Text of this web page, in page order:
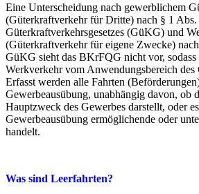
Eine Unterscheidung nach gewerblichem
(Güterkraftverkehr für Dritte) nach § 1 Abs.
Güterkraftverkehrsgesetzes (GüKG) und
(Güterkraftverkehr für eigene Zwecke)
GüKG sieht das BKrFQG nicht vor, sodass
Werkverkehr vom Anwendungsbereich des
Erfasst werden alle Fahrten
Gewerbeausübung, unabhängig davon, ob
Hauptzweck des Gewerbes darstellt, oder
Gewerbeausübung ermöglichende oder
handelt.
Was sind Leerfahrten?